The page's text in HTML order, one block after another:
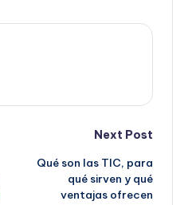
Next Post
Qué son las TIC, para
qué sirven y qué
ventajas ofrecen